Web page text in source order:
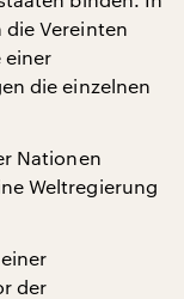
Vereinten
einer
die einzelnen
Nationen
Weltregierung
der